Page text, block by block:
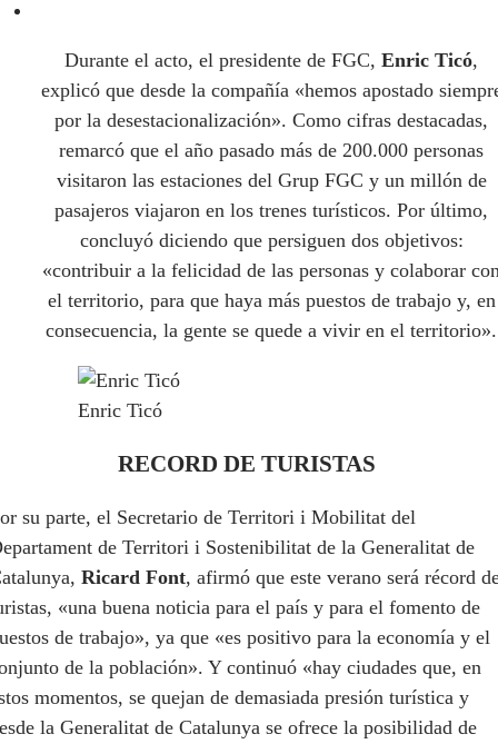
Durante el acto, el presidente de FGC, Enric Ticó,
explicó que desde la compañía «hemos apostado
por la desestacionalización». Como cifras destacadas,
remarcó que el año pasado más de 200.000 personas
visitaron las estaciones del Grup FGC y un millón de
pasajeros viajaron en los trenes turísticos. Por último,
concluyó diciendo que persiguen dos objetivos:
«contribuir a la felicidad de las personas y colaborar
el territorio, para que haya más puestos de trabajo y, en
consecuencia, la gente se quede a vivir en el territorio».
Enric Ticó
RECORD DE TURISTAS
su parte, el Secretario de Territori i Mobilitat del
de Territori i Sostenibilitat de la Generalitat de
Ricard Font, afirmó que este verano será récord
«una buena noticia para el país y para el fomento de
de trabajo», ya que «es positivo para la economía y el
de la población». Y continuó «hay ciudades que, en
momentos, se quejan de demasiada presión turística y
la Generalitat de Catalunya se ofrece la posibilidad de